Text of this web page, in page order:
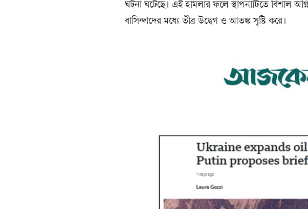
ঘটনা ঘটেছে। এই হামলার ফলে স্থাপনাটিতে বিশাল
বাসিন্দাদের মধ্যে তীব্র উদ্বেগ ও আতঙ্ক সৃষ্টি করে।